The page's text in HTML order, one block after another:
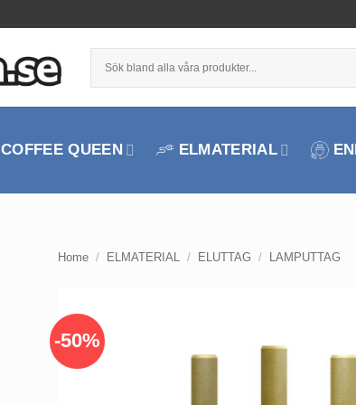
COFFEE QUEEN ELMATERIAL
Home / ELMATERIAL / ELUTTAG / LAMPUTTAG
-50%